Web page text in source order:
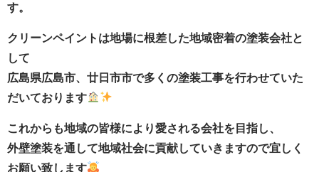
す。
クリーンペイントは地場に根差した地域密着の塗装会社と
して
広島県広島市、廿日市市で多くの塗装工事を行わせていた
だいております
これからも地域の皆様により愛される会社を目指し、
外壁塗装を通して地域社会に貢献していきますので宜しく
お願い致します